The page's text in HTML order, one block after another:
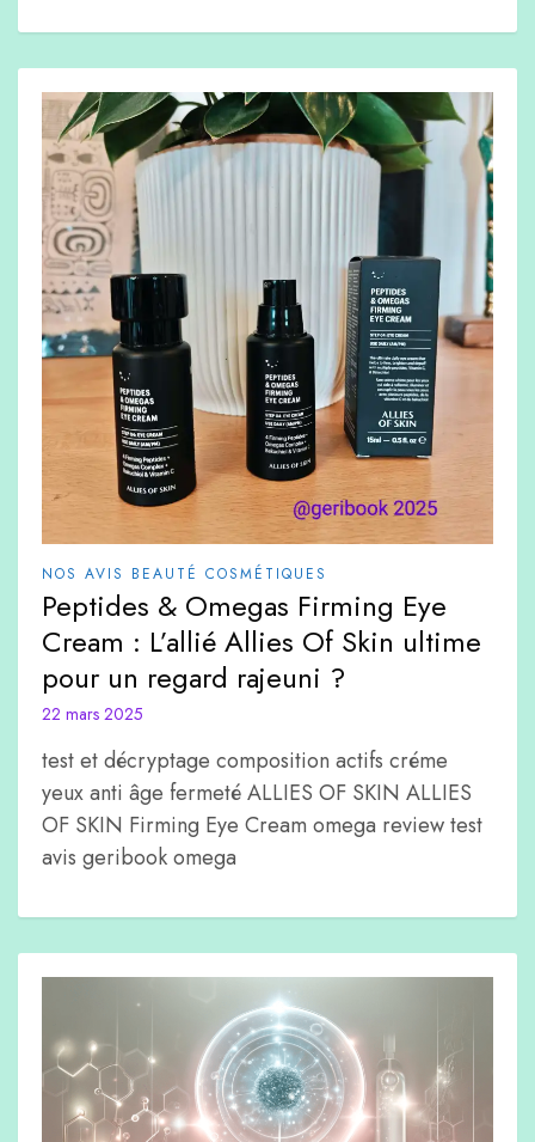
NOS AVIS BEAUTÉ COSMÉTIQUES
Peptides & Omegas Firming Eye
Cream : L’allié Allies Of Skin ultime
pour un regard rajeuni ?
22 mars 2025
test et décryptage composition actifs créme
yeux anti âge fermeté ALLIES OF SKIN ALLIES
OF SKIN Firming Eye Cream omega review test
avis geribook omega